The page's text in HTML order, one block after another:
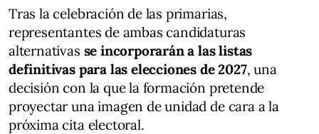
Tras la celebración de las primarias,
representantes de ambas candidaturas
alternativas se incorporarán a las listas
definitivas para las elecciones de 2027, una
decisión con la que la formación pretende
proyectar una imagen de unidad de cara a la
próxima cita electoral.